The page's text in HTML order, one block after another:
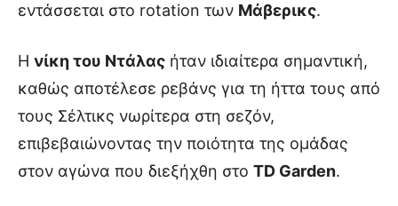
εντάσσεται στο rotation των Μάβερικς.
Η νίκη του Ντάλας ήταν ιδιαίτερα σημαντική,
καθώς αποτέλεσε ρεβάνς για τη ήττα τους από
τους Σέλτικς νωρίτερα στη σεζόν,
επιβεβαιώνοντας την ποιότητα της ομάδας
στον αγώνα που διεξήχθη στο TD Garden.